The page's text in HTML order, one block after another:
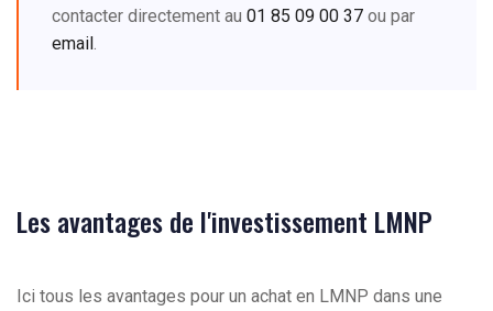
contacter directement au 01 85 09 00 37 ou par
email
Les avantages de l'investissement LMNP
Ici tous les avantages pour un achat en LMNP dans une